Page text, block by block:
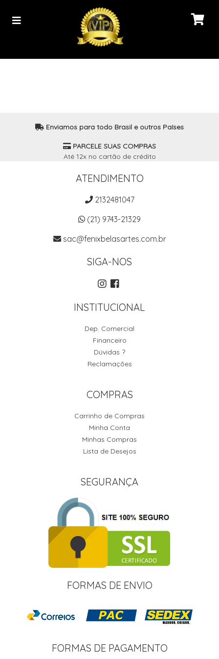
Enviamos para todo Brasil e outros Países
PARCELE SUAS COMPRAS
Até 12x no cartão de crédito
ATENDIMENTO
2132481047
(21) 9743-21329
sac@fenixbelasartes.com.br
SIGA-NOS
INSTITUCIONAL
Dep. Comercial
Financeiro
Dúvidas ?
Reclamações
COMPRAS
Carrinho de Compras
Minha Conta
Minhas Compras
Lista de Desejos
SEGURANÇA
FORMAS DE ENVIO
FORMAS DE PAGAMENTO